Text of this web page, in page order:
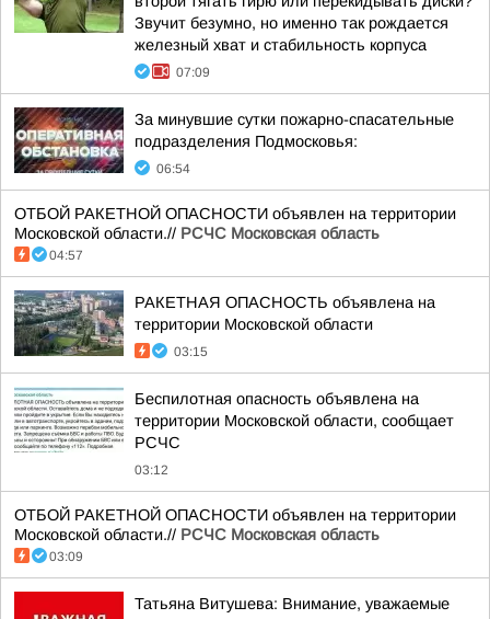
Звучит безумно, но именно так рождается
железный хват и стабильность корпуса
07:09
За минувшие сутки пожарно-спасательные
подразделения Подмосковья:
06:54
ОТБОЙ РАКЕТНОЙ ОПАСНОСТИ объявлен на территории
Московской области.// РСЧС Московская область
04:57
РАКЕТНАЯ ОПАСНОСТЬ объявлена на
территории Московской области
03:15
Беспилотная опасность объявлена на
территории Московской области, сообщает
РСЧС
03:12
ОТБОЙ РАКЕТНОЙ ОПАСНОСТИ объявлен на территории
Московской области.// РСЧС Московская область
03:09
Татьяна Витушева: Внимание, уважаемые